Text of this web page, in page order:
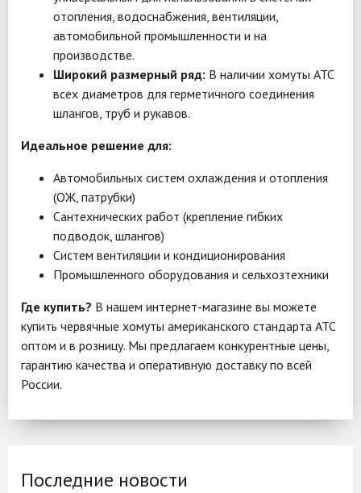
отопления, водоснабжения, вентиляции,
автомобильной промышленности и на
производстве.
Широкий размерный ряд: В наличии хомуты ATC
всех диаметров для герметичного соединения
шлангов, труб и рукавов.
Идеальное решение для:
Автомобильных систем охлаждения и отопления
(ОЖ, патрубки)
Сантехнических работ (крепление гибких
подводок, шлангов)
Систем вентиляции и кондиционирования
Промышленного оборудования и сельхозтехники
Где купить? В нашем интернет-магазине вы можете
купить червячные хомуты американского стандарта ATC
оптом и в розницу. Мы предлагаем конкурентные цены,
гарантию качества и оперативную доставку по всей
России.
Последние новости